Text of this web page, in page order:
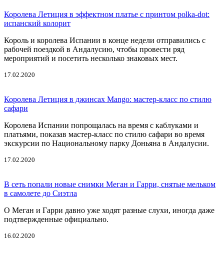
Королева Летиция в эффектном платье с принтом polka-dot:
испанский колорит
Король и королева Испании в конце недели отправились с
рабочей поездкой в Андалусию, чтобы провести ряд
мероприятий и посетить несколько знаковых мест.
17.02.2020
Королева Летиция в джинсах Mango: мастер-класс по стилю
сафари
Королева Испании попрощалась на время с каблуками и
платьями, показав мастер-класс по стилю сафари во время
экскурсии по Национальному парку Доньяна в Андалусии.
17.02.2020
В сеть попали новые снимки Меган и Гарри, снятые мельком
в самолете до Сиэтла
О Меган и Гарри давно уже ходят разные слухи, иногда даже
подтвержденные официально.
16.02.2020